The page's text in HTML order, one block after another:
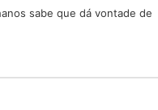
sabe que dá vontade de